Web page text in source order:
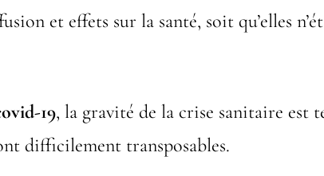
et effets sur la santé, soit qu’elles
19, la gravité de la crise sanitaire est
difficilement transposables.